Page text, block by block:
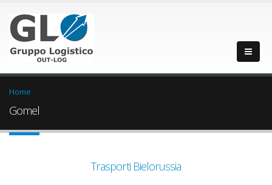
Home
Gomel
Trasporti Bielorussia